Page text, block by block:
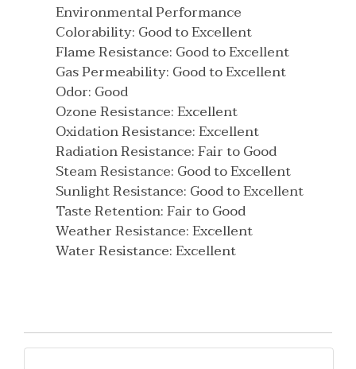
Environmental Performance
Colorability: Good to Excellent
Flame Resistance: Good to Excellent
Gas Permeability: Good to Excellent
Odor: Good
Ozone Resistance: Excellent
Oxidation Resistance: Excellent
Radiation Resistance: Fair to Good
Steam Resistance: Good to Excellent
Sunlight Resistance: Good to Excellent
Taste Retention: Fair to Good
Weather Resistance: Excellent
Water Resistance: Excellent